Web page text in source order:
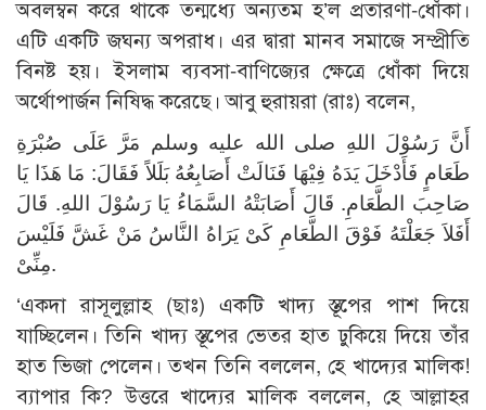
অবলম্বন করে থাকে তন্মধ্যে অন্যতম হ’ল প্রতারণা-ধোঁকা।
এটি একটি জঘন্য অপরাধ। এর দ্বারা মানব সমাজে সম্প্রীতি
বিনষ্ট হয়। ইসলাম ব্যবসা-বাণিজ্যের ক্ষেত্রে ধোঁকা দিয়ে
অর্থোপার্জন নিষিদ্ধ করেছে। আবু হুরায়রা (রাঃ) বলেন,
أَنَّ رَسُوْلَ اللهِ صلى الله عليه وسلم مَرَّ عَلَى صُبْرَةِ
طَعَامٍ فَأَدْخَلَ يَدَهُ فِيْهَا فَنَالَتْ أَصَابِعُهُ بَلَلاً فَقَالَ: مَا هَذَا يَا
صَاحِبَ الطَّعَامِ. قَالَ أَصَابَتْهُ السَّمَاءُ يَا رَسُوْلَ اللهِ. قَالَ
أَفَلاَ جَعَلْتَهُ فَوْقَ الطَّعَامِ كَىْ يَرَاهُ النَّاسُ مَنْ غَشَّ فَلَيْسَ
مِنِّىْ.
‘একদা রাসূলুল্লাহ (ছাঃ) একটি খাদ্য স্তূপের পাশ দিয়ে
যাচ্ছিলেন। তিনি খাদ্য স্তূপের ভেতর হাত ঢুকিয়ে দিয়ে তাঁর
হাত ভিজা পেলেন। তখন তিনি বললেন, হে খাদ্যের মালিক!
ব্যাপার কি? উত্তরে খাদ্যের মালিক বললেন, হে আল্লাহর